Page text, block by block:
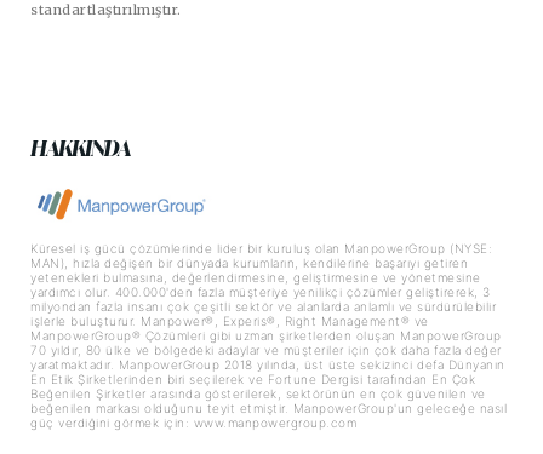
standartlaştırılmıştır.
HAKKINDA
Küresel iş gücü çözümlerinde lider bir kuruluş olan ManpowerGroup (NYSE:
MAN), hızla değişen bir dünyada kurumların, kendilerine başarıyı getiren
yetenekleri bulmasına, değerlendirmesine, geliştirmesine ve yönetmesine
yardımcı olur. 400.000'den fazla müşteriye yenilikçi çözümler geliştirerek, 3
milyondan fazla insanı çok çeşitli sektör ve alanlarda anlamlı ve sürdürülebilir
işlerle buluşturur. Manpower®, Experis®, Right Management® ve
ManpowerGroup® Çözümleri gibi uzman şirketlerden oluşan ManpowerGroup
70 yıldır, 80 ülke ve bölgedeki adaylar ve müşteriler için çok daha fazla değer
yaratmaktadır. ManpowerGroup 2018 yılında, üst üste sekizinci defa Dünyanın
En Etik Şirketlerinden biri seçilerek ve Fortune Dergisi tarafından En Çok
Beğenilen Şirketler arasında gösterilerek, sektörünün en çok güvenilen ve
beğenilen markası olduğunu teyit etmiştir. ManpowerGroup'un geleceğe nasıl
güç verdiğini görmek için: www.manpowergroup.com